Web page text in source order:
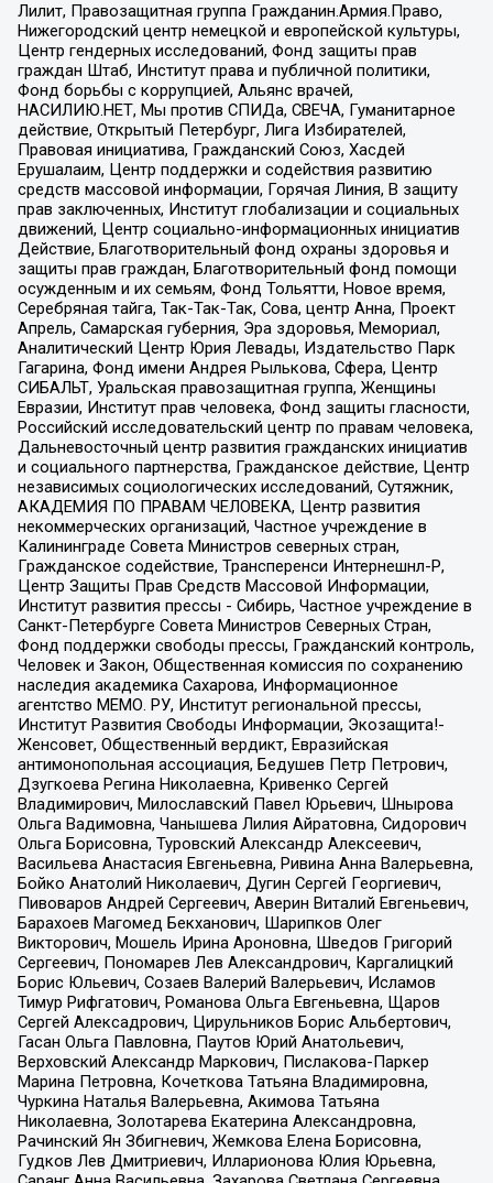
Лилит, Правозащитная группа Гражданин.Армия.Право,
Нижегородский центр немецкой и европейской культуры,
Центр гендерных исследований, Фонд защиты прав
граждан Штаб, Институт права и публичной политики,
Фонд борьбы с коррупцией, Альянс врачей,
НАСИЛИЮ.НЕТ, Мы против СПИДа, СВЕЧА, Гуманитарное
действие, Открытый Петербург, Лига Избирателей,
Правовая инициатива, Гражданский Союз, Хасдей
Ерушалаим, Центр поддержки и содействия развитию
средств массовой информации, Горячая Линия, В защиту
прав заключенных, Институт глобализации и социальных
движений, Центр социально-информационных инициатив
Действие, Благотворительный фонд охраны здоровья и
защиты прав граждан, Благотворительный фонд помощи
осужденным и их семьям, Фонд Тольятти, Новое время,
Серебряная тайга, Так-Так-Так, Сова, центр Анна, Проект
Апрель, Самарская губерния, Эра здоровья, Мемориал,
Аналитический Центр Юрия Левады, Издательство Парк
Гагарина, Фонд имени Андрея Рылькова, Сфера, Центр
СИБАЛЬТ, Уральская правозащитная группа, Женщины
Евразии, Институт прав человека, Фонд защиты гласности,
Российский исследовательский центр по правам человека,
Дальневосточный центр развития гражданских инициатив
и социального партнерства, Гражданское действие, Центр
независимых социологических исследований, Сутяжник,
АКАДЕМИЯ ПО ПРАВАМ ЧЕЛОВЕКА, Центр развития
некоммерческих организаций, Частное учреждение в
Калининграде Совета Министров северных стран,
Гражданское содействие, Трансперенси Интернешнл-Р,
Центр Защиты Прав Средств Массовой Информации,
Институт развития прессы - Сибирь, Частное учреждение в
Санкт-Петербурге Совета Министров Северных Стран,
Фонд поддержки свободы прессы, Гражданский контроль,
Человек и Закон, Общественная комиссия по сохранению
наследия академика Сахарова, Информационное
агентство МЕМО. РУ, Институт региональной прессы,
Институт Развития Свободы Информации, Экозащита!-
Женсовет, Общественный вердикт, Евразийская
антимонопольная ассоциация, Бедушев Петр Петрович,
Дзугкоева Регина Николаевна, Кривенко Сергей
Владимирович, Милославский Павел Юрьевич, Шнырова
Ольга Вадимовна, Чанышева Лилия Айратовна, Сидорович
Ольга Борисовна, Туровский Александр Алексеевич,
Васильева Анастасия Евгеньевна, Ривина Анна Валерьевна,
Бойко Анатолий Николаевич, Дугин Сергей Георгиевич,
Пивоваров Андрей Сергеевич, Аверин Виталий Евгеньевич,
Барахоев Магомед Бекханович, Шарипков Олег
Викторович, Мошель Ирина Ароновна, Шведов Григорий
Сергеевич, Пономарев Лев Александрович, Каргалицкий
Борис Юльевич, Созаев Валерий Валерьевич, Исламов
Тимур Рифгатович, Романова Ольга Евгеньевна, Щаров
Сергей Алексадрович, Цирульников Борис Альбертович,
Гасан Ольга Павловна, Паутов Юрий Анатольевич,
Верховский Александр Маркович, Пислакова-Паркер
Марина Петровна, Кочеткова Татьяна Владимировна,
Чуркина Наталья Валерьевна, Акимова Татьяна
Николаевна, Золотарева Екатерина Александровна,
Рачинский Ян Збигневич, Жемкова Елена Борисовна,
Гудков Лев Дмитриевич, Илларионова Юлия Юрьевна,